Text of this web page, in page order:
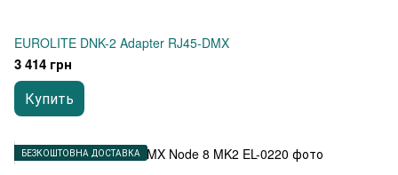
EUROLITE DNK-2 Adapter RJ45-DMX
3 414 грн
Купить
БЕЗКОШТОВНА ДОСТАВКА